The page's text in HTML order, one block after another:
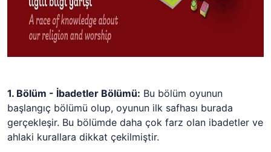
1. Bölüm - İbadetler Bölümü: Bu bölüm oyunun
başlangıç bölümü olup, oyunun ilk safhası burada
gerçekleşir. Bu bölümde daha çok farz olan ibadetler ve
ahlaki kurallara dikkat çekilmiştir.